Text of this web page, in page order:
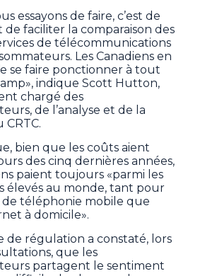
essayons de faire, c’est de
de faciliter la comparaison des
de télécommunications
Les Canadiens en
se faire ponctionner à tout
indique Scott Hutton,
chargé des
de l’analyse et de la
CRTC.
bien que les coûts aient
des cinq dernières années,
paient toujours «parmi les
élevés au monde, tant pour
de téléphonie mobile que
à domicile».
de régulation a constaté, lors
que les
partagent le sentiment